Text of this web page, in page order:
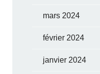
mars 2024
février 2024
janvier 2024